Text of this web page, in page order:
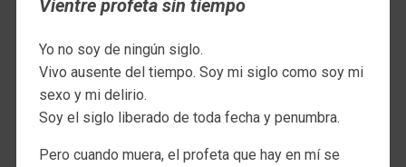
Vientre profeta sin tiempo
Yo no soy de ningún siglo.
Vivo ausente del tiempo. Soy mi siglo como soy mi
sexo y mi delirio.
Soy el siglo liberado de toda fecha y penumbra.
Pero cuando muera, el profeta que hay en mí se